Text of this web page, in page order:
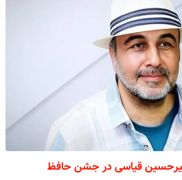
قیاسی در جشن حافظ